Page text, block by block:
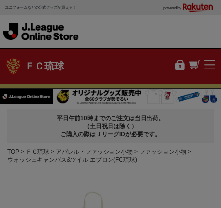
ユニフォームなどの公式グッズが買える！ powered by
ＦＣ琉球
平日午前10時までのご注文は当日出荷。
（土日祝日は除く）
ご購入の際はＪリーグIDが必要です。
TOP ＦＣ琉球 アパレル・ファッション小物
ファッション小物
ウォッシュキャンバス&ツイル エプロン(FC琉球)